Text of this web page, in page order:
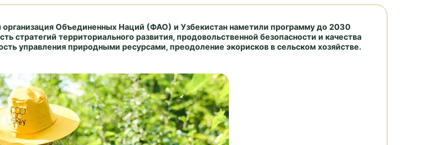
организация Объединенных Наций (ФАО) и Узбекистан наметили программу до 2030
стратегий территориального развития, продовольственной безопасности и качества
управления природными ресурсами, преодоление экорисков в сельском хозяйстве.